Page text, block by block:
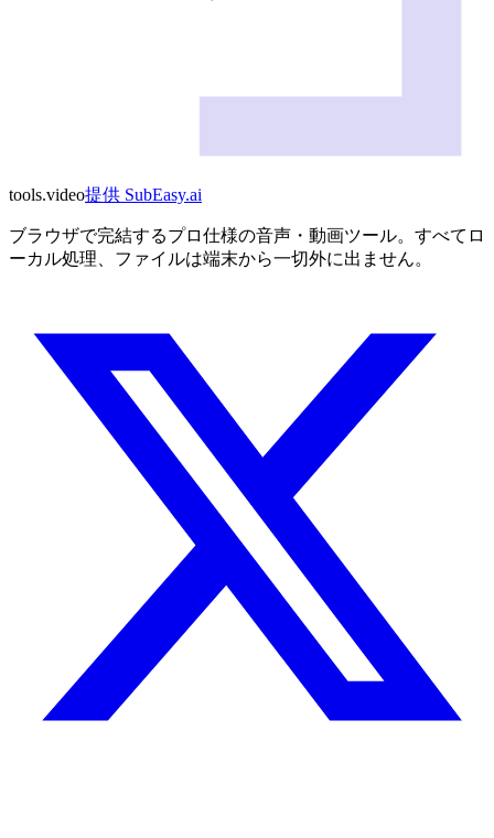
tools.video提供 SubEasy.ai
ブラウザで完結するプロ仕様の音声・動画ツール。すべてロ
ーカル処理、ファイルは端末から一切外に出ません。